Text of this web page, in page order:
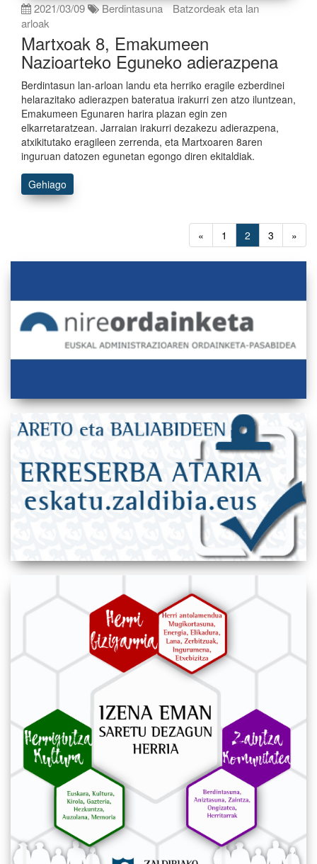
2021/03/09 Berdintasuna
Batzordeak eta lan
arloak
Martxoak 8, Emakumeen
Nazioarteko Eguneko adierazpena
Berdintasun lan-arloan landu eta herriko eragile ezberdinei
helarazitako adierazpen bateratua irakurri zen atzo iluntzean,
Emakumeen Egunaren harira plazan egin zen
elkarretaratzean. Jarraian irakurri dezakezu adierazpena,
atxikitutako eragileen zerrenda, eta Martxoaren 8aren
inguruan datozen egunetan egongo diren ekitaldiak.
Gehiago
« 1 2 3 »